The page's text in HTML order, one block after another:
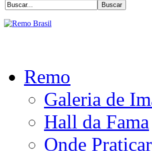
Remo
Galeria de
Hall da Fama
Onde Praticar